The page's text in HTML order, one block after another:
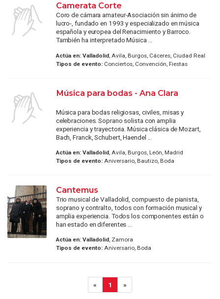
Camerata Corte
Coro de cámara amateur-Asociación sin ánimo de
lucro-, fundado en 1993 y especializado en música
española y europea del Renacimiento y Barroco.
También ha interpretado Música ...
Actúa en: Valladolid, Avila, Burgos, Cáceres, Ciudad Real
Tipos de evento:Conciertos, Convención, Fiestas
Música para bodas - Ana Clara
Música para bodas religiosas, civiles, misas y
celebraciones. Soprano solista con amplia
experiencia y trayectoria. Música clásica de Mozart,
Bach, Franck, Schubert, Haendel ...
Actúa en: Valladolid, Avila, Burgos, León, Madrid
Tipos de evento:Aniversario, Bautizo, Boda
Cantemus
Trio musical de Valladolid, compuesto de pianista,
soprano y contralto, todos con formación musical y
amplia experiencia. Todos los componentes están o
han estado en diferentes ...
Actúa en: Valladolid, Zamora
Tipos de evento:Aniversario, Boda
« 1 »